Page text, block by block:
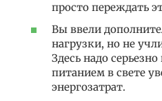
просто переждать
Вы ввели
нагрузки, но не
Здесь надо
питанием в свете
энергозатрат.